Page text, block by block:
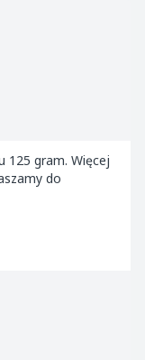
125 gram. Więcej
do